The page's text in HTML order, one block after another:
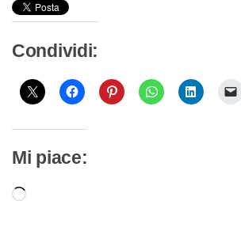
Condividi:
Mi piace:
Caricamento